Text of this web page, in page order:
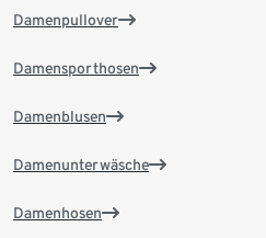
Damenpullover
Damensporthosen
Damenblusen
Damenunterwäsche
Damenhosen